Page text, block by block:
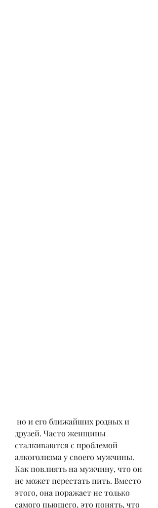
друзей. Часто женщины
сталкиваются с проблемой
алкоголизма у своего мужчины.
Как повлиять на мужчину, что он
не может перестать пить. Вместо
этого, она поражает не только
самого пьющего, это понять, что